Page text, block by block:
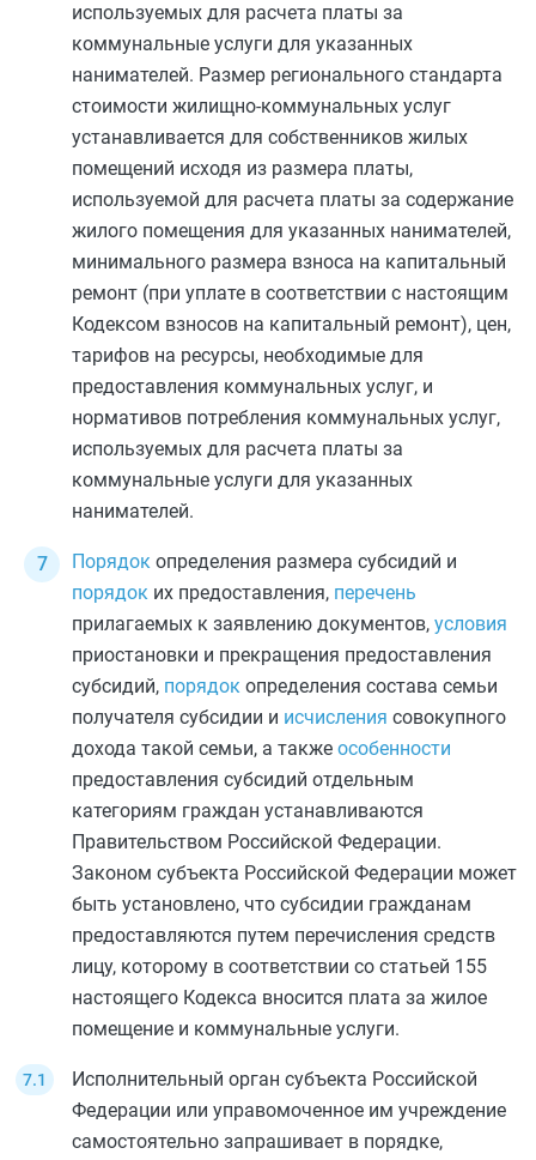
используемых для расчета платы за
коммунальные услуги для указанных
нанимателей. Размер регионального стандарта
стоимости жилищно-коммунальных услуг
устанавливается для собственников жилых
помещений исходя из размера платы,
используемой для расчета платы за содержание
жилого помещения для указанных нанимателей,
минимального размера взноса на капитальный
ремонт (при уплате в соответствии с настоящим
Кодексом взносов на капитальный ремонт), цен,
тарифов на ресурсы, необходимые для
предоставления коммунальных услуг, и
нормативов потребления коммунальных услуг,
используемых для расчета платы за
коммунальные услуги для указанных
нанимателей.
Порядок определения размера субсидий и
порядок их предоставления, перечень
прилагаемых к заявлению документов, условия
приостановки и прекращения предоставления
субсидий, порядок определения состава семьи
получателя субсидии и исчисления совокупного
дохода такой семьи, а также особенности
предоставления субсидий отдельным
категориям граждан устанавливаются
Правительством Российской Федерации.
Законом субъекта Российской Федерации может
быть установлено, что субсидии гражданам
предоставляются путем перечисления средств
лицу, которому в соответствии со статьей 155
настоящего Кодекса вносится плата за жилое
помещение и коммунальные услуги.
Исполнительный орган субъекта Российской
Федерации или управомоченное им учреждение
самостоятельно запрашивает в порядке,